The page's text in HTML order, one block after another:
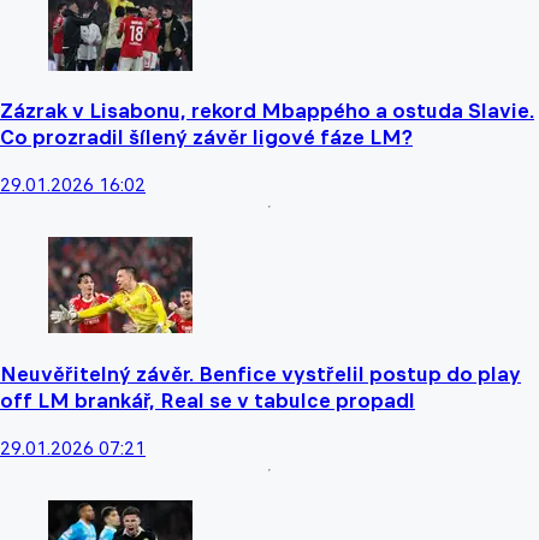
Zázrak v Lisabonu, rekord Mbappého a ostuda Slavie.
Co prozradil šílený závěr ligové fáze LM?
29.01.2026 16:02
Neuvěřitelný závěr. Benfice vystřelil postup do play
off LM brankář, Real se v tabulce propadl
29.01.2026 07:21